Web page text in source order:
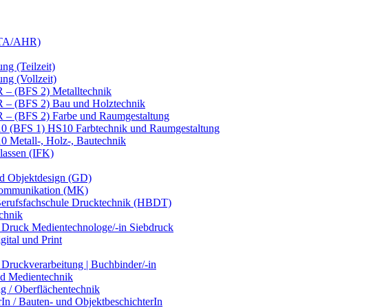
AHR)
(Teilzeit)
(Vollzeit)
– (BFS 2) Metalltechnik
– (BFS 2) Bau und Holztechnik
– (BFS 2) Farbe und Raumgestaltung
(BFS 1) HS10 Farbtechnik und Raumgestaltung
Metall-, Holz-, Bautechnik
(IFK)
Objektdesign (GD)
(MK)
Drucktechnik (HBDT)
Medientechnologe/-in Siebdruck
und Print
| Buchbinder/-in
Medientechnik
/ Oberflächentechnik
/ Bauten- und ObjektbeschichterIn